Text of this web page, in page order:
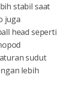
stabil saat
juga
head seperti
sudut
lebih